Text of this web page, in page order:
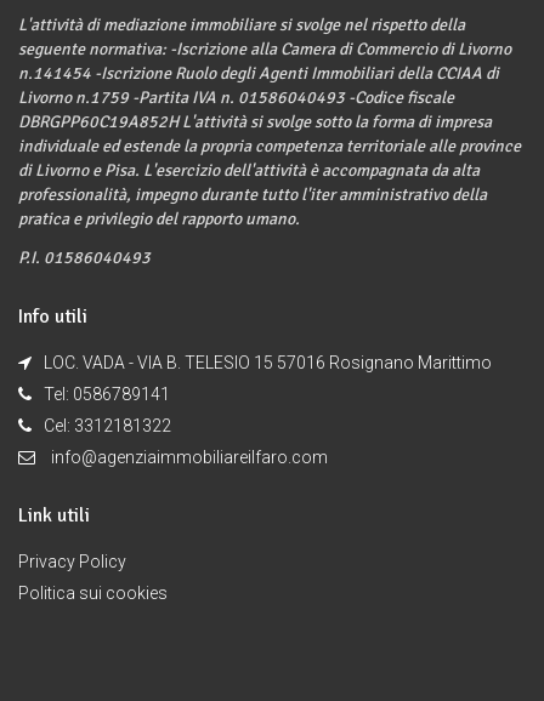
L'attività di mediazione immobiliare si svolge nel rispetto della
seguente normativa: -Iscrizione alla Camera di Commercio di Livorno
n.141454 -Iscrizione Ruolo degli Agenti Immobiliari della CCIAA di
Livorno n.1759 -Partita IVA n. 01586040493 -Codice fiscale
DBRGPP60C19A852H L'attività si svolge sotto la forma di impresa
individuale ed estende la propria competenza territoriale alle province
di Livorno e Pisa. L'esercizio dell'attività è accompagnata da alta
professionalità, impegno durante tutto l'iter amministrativo della
pratica e privilegio del rapporto umano.
P.I. 01586040493
Info utili
LOC. VADA - VIA B. TELESIO 15 57016 Rosignano Marittimo
Tel: 0586789141
Cel: 3312181322
info@agenziaimmobiliareilfaro.com
Link utili
Privacy Policy
Politica sui cookies